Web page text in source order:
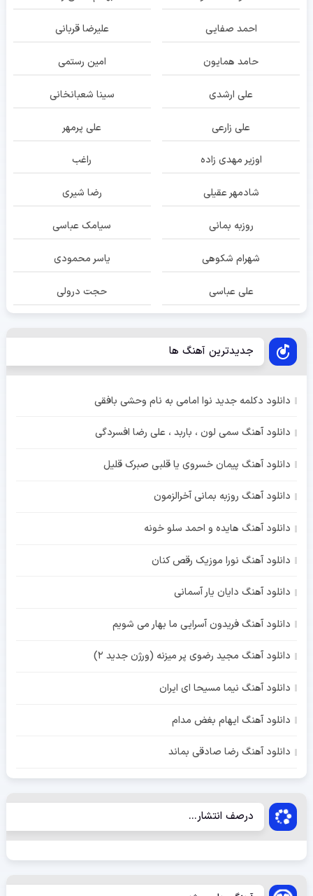
احمد صفایی علیرضا قربانی
حامد همایون امین رستمی
علی ارشدی سینا شعبانخانی
علی زارعی علی پرمهر
اوزیر مهدی زاده راغب
شادمهر عقیلی رضا شیری
روزبه بمانی سیامک عباسی
شهرام شکوهی یاسر محمودی
علی عباسی حجت درولی
جدیدترین آهنگ ها
دانلود دکلمه جدید نوا امامی به نام وحشی بافقی
دانلود آهنگ سمی لون ، باربد ، علی رضا افسردگی
دانلود آهنگ پیمان خسروی یا قلبی صبرک قلیل
دانلود آهنگ روزبه بمانی آخرالزمون
دانلود آهنگ هایده و احمد سلو خونه
دانلود آهنگ نورا موزیک رقص کنان
دانلود آهنگ دایان یار آسمانی
دانلود آهنگ فریدون آسرایی ما بهار می شویم
دانلود آهنگ مجید رضوی پر میزنه (ورژن جدید 2)
دانلود آهنگ نیما مسیحا ای ایران
دانلود آهنگ ایهام بغض مدام
دانلود آهنگ رضا صادقی بماند
درصف انتشار...